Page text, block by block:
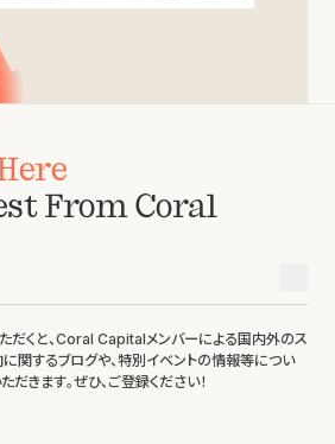
From Coral
だくと、Coral Capitalメンバーによる国内外のス
関するブログや、特別イベントの情報等につい
きます。ぜひ、ご登録ください！